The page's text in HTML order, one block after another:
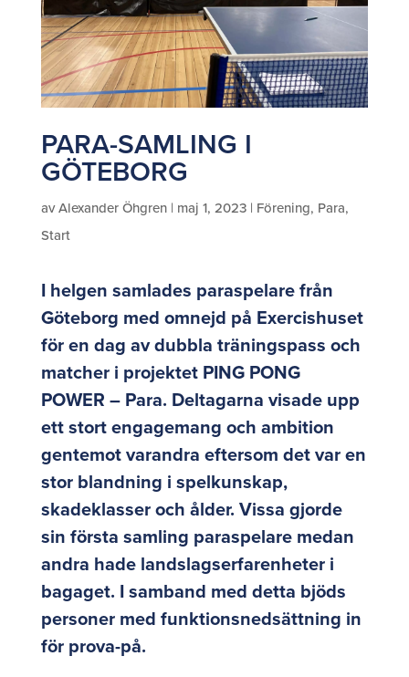
PARA-SAMLING I
GÖTEBORG
avAlexander Öhgren| maj 1, 2023| Förening, Para,
Start
I helgen samlades paraspelare från
Göteborg med omnejd på Exercishuset
för en dag av dubbla träningspass och
matcher i projektet PING PONG
POWER – Para. Deltagarna visade upp
ett stort engagemang och ambition
gentemot varandra eftersom det var en
stor blandning i spelkunskap,
skadeklasser och ålder. Vissa gjorde
sin första samling paraspelare medan
andra hade landslagserfarenheter i
bagaget. I samband med detta bjöds
personer med funktionsnedsättning in
för prova-på.